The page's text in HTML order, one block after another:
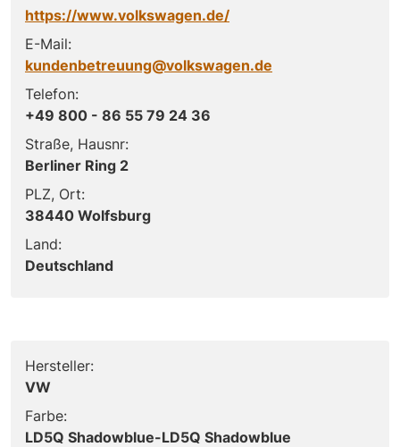
https://www.volkswagen.de/
E-Mail:
kundenbetreuung@volkswagen.de
Telefon:
+49 800 - 86 55 79 24 36
Straße, Hausnr:
Berliner Ring 2
PLZ, Ort:
38440 Wolfsburg
Land:
Deutschland
Hersteller:
VW
Farbe:
LD5Q Shadowblue-LD5Q Shadowblue